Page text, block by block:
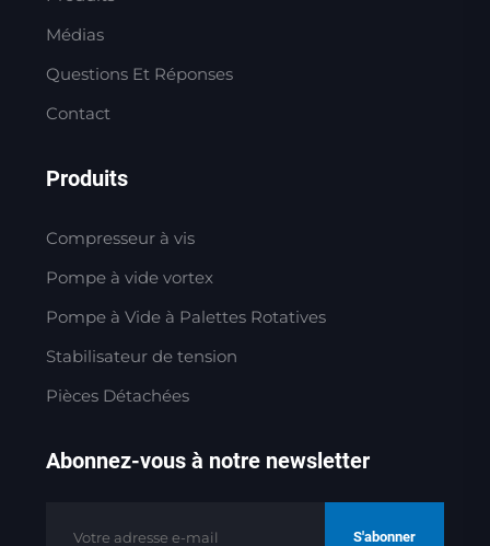
Médias
Questions Et Réponses
Contact
Produits
Compresseur à vis
Pompe à vide vortex
Pompe à Vide à Palettes Rotatives
Stabilisateur de tension
Pièces Détachées
Abonnez-vous à notre newsletter
S'abonner